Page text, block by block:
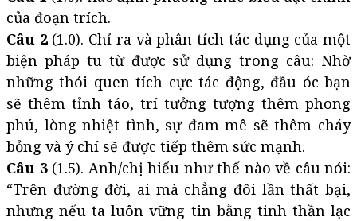
của đoạn trích.
Câu 2(1.0). Chỉ ra và phân tích tác dụng của một
biện pháp tu từ được sử dụng trong câu: Nhờ
những thói quen tích cực tác động, đầu óc bạn
sẽ thêm tỉnh táo, trí tưởng tượng thêm phong
phú, lòng nhiệt tình, sự đam mê sẽ thêm cháy
bỏng và ý chí sẽ được tiếp thêm sức mạnh.
Câu 3 (1.5). Anh/chị hiểu như thế nào về câu nói:
“Trên đường đời, ai mà chẳng đôi lần thất bại,
nhưng nếu ta luôn vững tin bằng tinh thần lạc